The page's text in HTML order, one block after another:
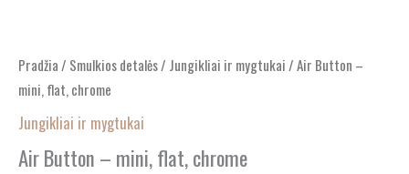
Pradžia / Smulkios detalės/ Jungikliai ir mygtukai / Air Button –
mini, flat, chrome
Jungikliai ir mygtukai
Air Button – mini, flat, chrome